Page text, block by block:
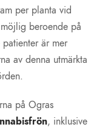
per planta vid
beroende på
är mer
av denna utmärkta
på Ogras
, inklusive